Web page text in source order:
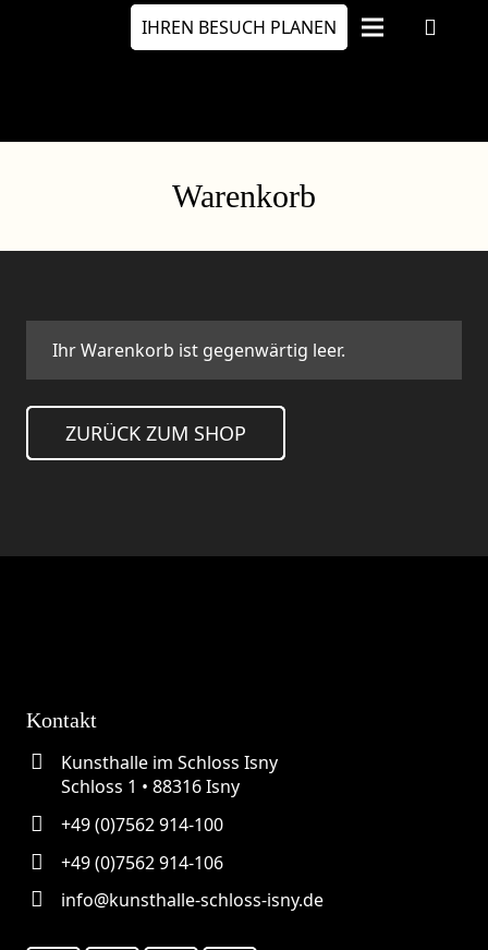
IHREN BESUCH PLANEN
Warenkorb
Ihr Warenkorb ist gegenwärtig leer.
ZURÜCK ZUM SHOP
Kontakt
Kunsthalle im Schloss Isny
Schloss 1 • 88316 Isny
+49 (0)7562 914-100
+49 (0)7562 914-106
info@kunsthalle-schloss-isny.de